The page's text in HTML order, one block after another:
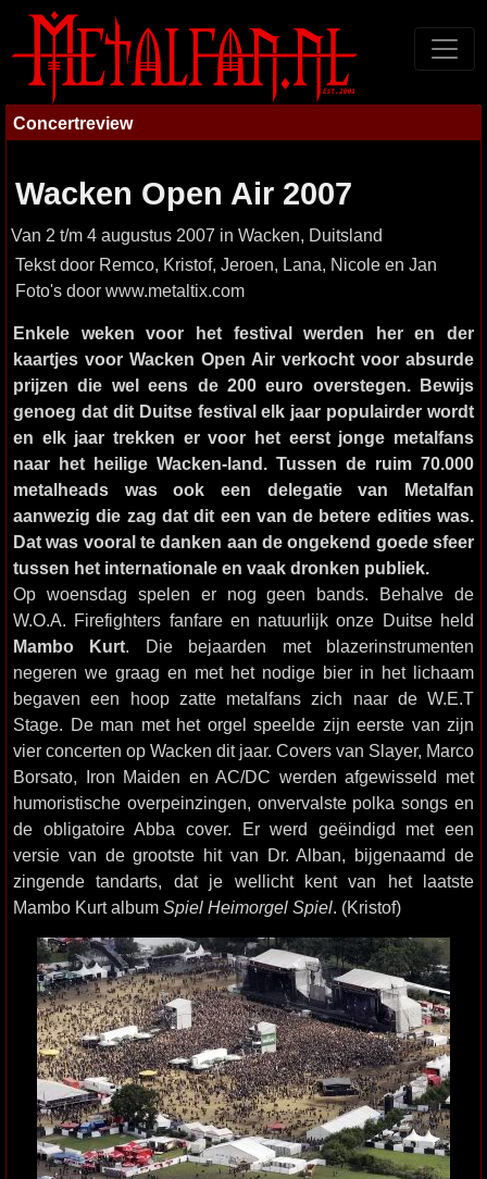
Concertreview
Wacken Open Air 2007
Van 2 t/m 4 augustus 2007 in Wacken, Duitsland
Tekst door Remco, Kristof, Jeroen, Lana, Nicole en Jan
Foto's door www.metaltix.com
Enkele weken voor het festival werden her en der
kaartjes voor Wacken Open Air verkocht voor absurde
prijzen die wel eens de 200 euro overstegen. Bewijs
genoeg dat dit Duitse festival elk jaar populairder wordt
en elk jaar trekken er voor het eerst jonge metalfans
naar het heilige Wacken-land. Tussen de ruim 70.000
metalheads was ook een delegatie van Metalfan
aanwezig die zag dat dit een van de betere edities was.
Dat was vooral te danken aan de ongekend goede sfeer
tussen het internationale en vaak dronken publiek.
Op woensdag spelen er nog geen bands. Behalve de
W.O.A. Firefighters fanfare en natuurlijk onze Duitse held
Mambo Kurt. Die bejaarden met blazerinstrumenten
negeren we graag en met het nodige bier in het lichaam
begaven een hoop zatte metalfans zich naar de W.E.T
Stage. De man met het orgel speelde zijn eerste van zijn
vier concerten op Wacken dit jaar. Covers van Slayer, Marco
Borsato, Iron Maiden en AC/DC werden afgewisseld met
humoristische overpeinzingen, onvervalste polka songs en
de obligatoire Abba cover. Er werd geëindigd met een
versie van de grootste hit van Dr. Alban, bijgenaamd de
zingende tandarts, dat je wellicht kent van het laatste
Mambo Kurt album Spiel Heimorgel Spiel. (Kristof)